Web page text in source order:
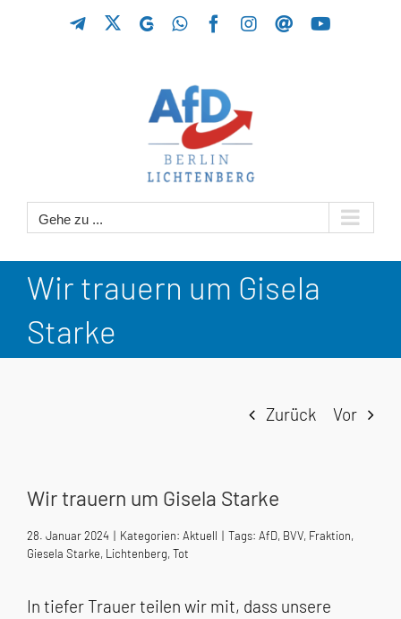
TelegramGETTRWhatsAppFacebook
Instagram
Threads
Gehe zu ...
Wir trauern um Gisela
Starke
Zurück Vor
Wir trauern um Gisela Starke
28. Januar 2024 | Kategorien: Aktuell | Tags: AfD, BVV, Fraktion,
Giesela Starke, Lichtenberg,Tot
In tiefer Trauer teilen wir mit, dass unsere